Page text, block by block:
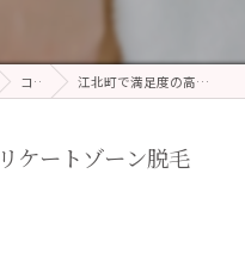
コラム 江北町で満足度の高いデリケートゾーン脱毛
ケートゾーン脱毛